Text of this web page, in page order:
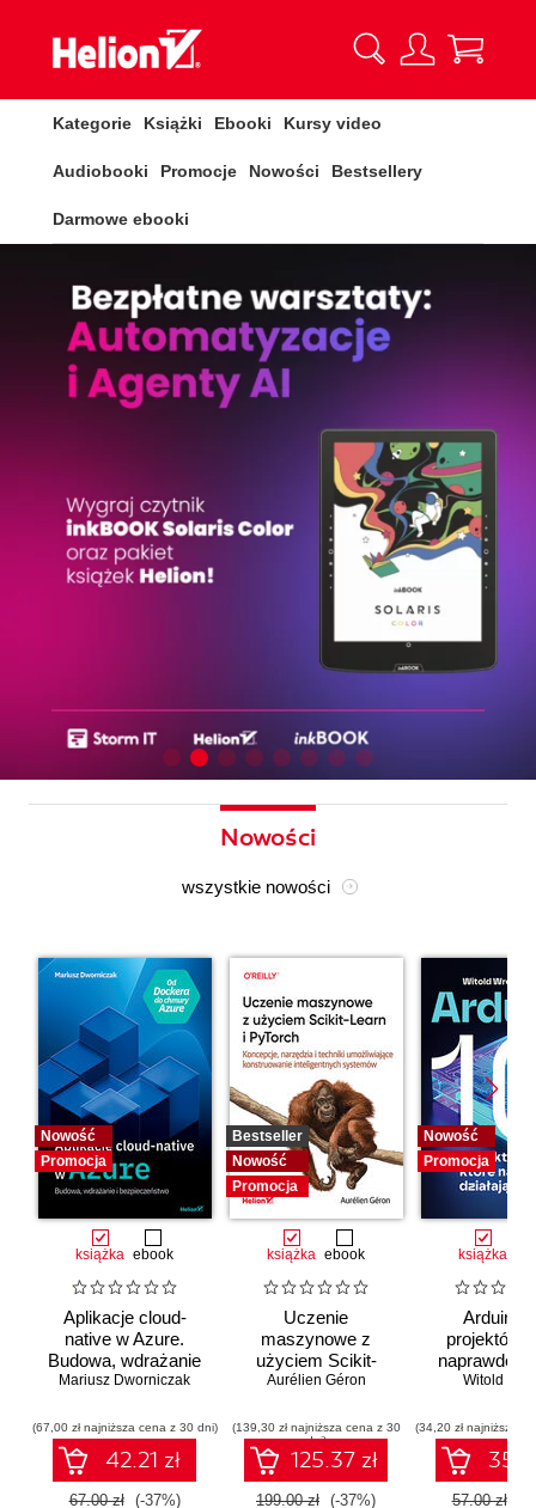
Kategorie Książki Ebooki Kursy video
Audiobooki Promocje Nowości Bestsellery
Darmowe ebooki
Nowości
wszystkie nowości
Nowość
Promocja
książka ebook
Aplikacje cloud-
native w Azure.
Budowa, wdrażanie
i bezpieczeństwo
Mariusz Dworniczak
(67,00 zł najniższa cena z 30 dni)
42.21 zł
67.00 zł (-37%)
Bestseller
Nowość
Promocja
książka ebook
Uczenie
maszynowe z
użyciem Scikit-
Learn i PyTorch.
narzędzia i techniki
umożliwiające
konstruowanie
inteligentnych
Aurélien Géron
(139,30 zł najniższa cena z 30
dni)
125.37 zł
199.00 zł (-37%)
Nowość
Promocja
książka
Arduino.
projektów,
naprawdę
Witold
(34,20 zł najniższa
57.00 zł